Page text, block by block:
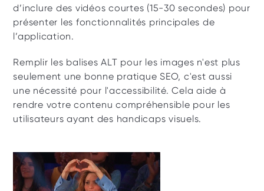
d’inclure des vidéos courtes (15-30 secondes) pour
présenter les fonctionnalités principales de
l’application.
Remplir les balises ALT pour les images n'est plus
seulement une bonne pratique SEO, c'est aussi
une nécessité pour l'accessibilité. Cela aide à
rendre votre contenu compréhensible pour les
utilisateurs ayant des handicaps visuels.